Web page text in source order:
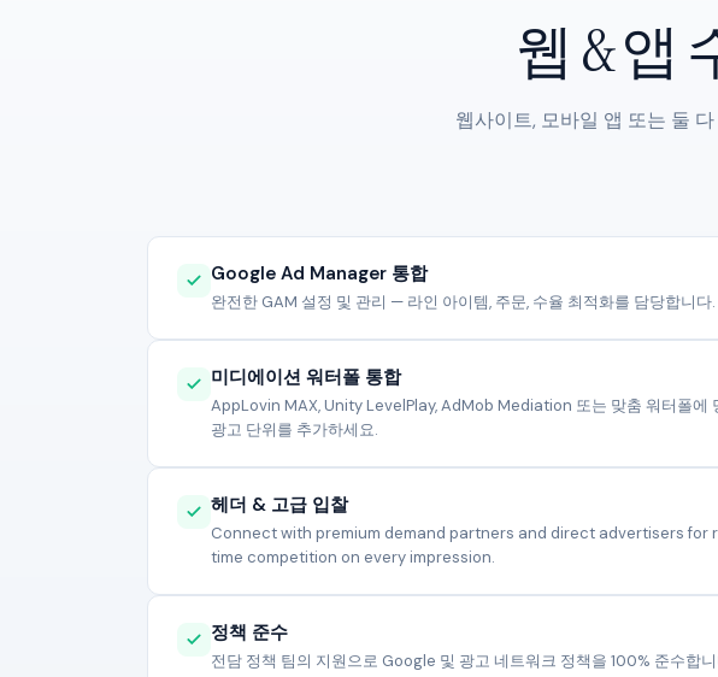
웹 & 앱
웹사이트, 모바일 앱 또는 둘
Google Ad Manager 통합
완전한 GAM 설정 및 관리 — 라인 아이템, 주문, 수율 최적화를 담당합니다.
미디에이션 워터폴 통합
AppLovin MAX, Unity LevelPlay, AdMob Mediation 또는 맞춤 워터폴에
광고 단위를 추가하세요.
헤더 & 고급 입찰
Connect with premium demand partners and direct advertisers for
time competition on every impression.
정책 준수
전담 정책 팀의 지원으로 Google 및 광고 네트워크 정책을 100% 준수합